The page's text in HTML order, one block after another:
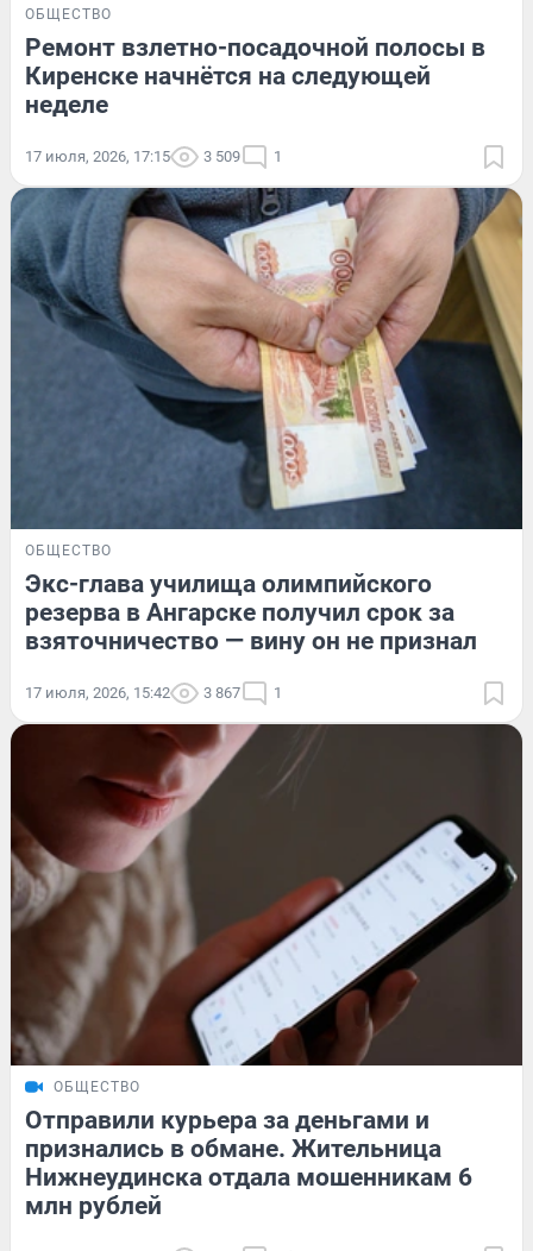
ОБЩЕСТВО
Ремонт взлетно-посадочной полосы в
Киренске начнётся на следующей
неделе
17 июля, 2026, 17:15 3 509 1
ОБЩЕСТВО
Экс-глава училища олимпийского
резерва в Ангарске получил срок за
взяточничество — вину он не признал
17 июля, 2026, 15:42 3 867 1
ОБЩЕСТВО
Отправили курьера за деньгами и
признались в обмане. Жительница
Нижнеудинска отдала мошенникам 6
млн рублей